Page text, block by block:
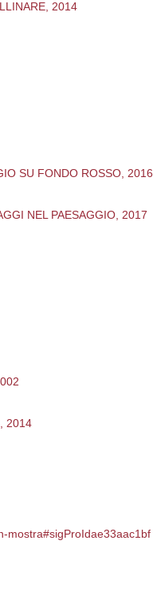
2014
SU FONDO ROSSO, 2016
NEL PAESAGGIO, 2017
2014
mostra#sigProIdae33aac1bf